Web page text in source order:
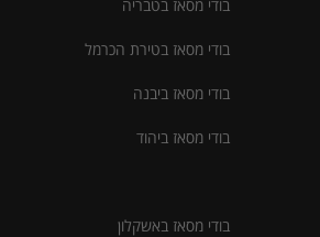
בודי מסאז בטבריה
בודי מסאז בטירת הכרמל
בודי מסאז ביבנה
בודי מסאז ביהוד
בודי מסאז באשקלון